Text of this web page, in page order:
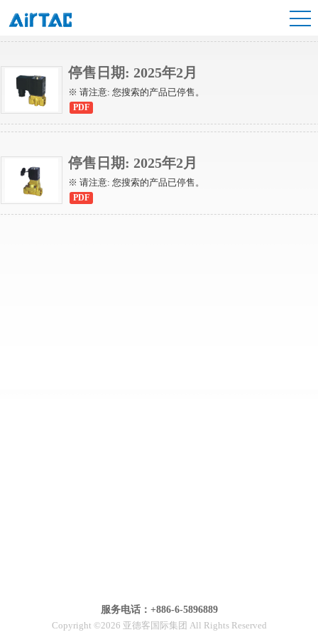
2W系列（先导常闭型）
停售日期: 2025年2月
※ 请注意: 您搜索的产品已停售。
PDF
停售日期: 2025年2月
※ 请注意: 您搜索的产品已停售。
PDF
服务电话：+886-6-5896889
Copyright ©2026 亚德客国际集团 All Rights Reserved